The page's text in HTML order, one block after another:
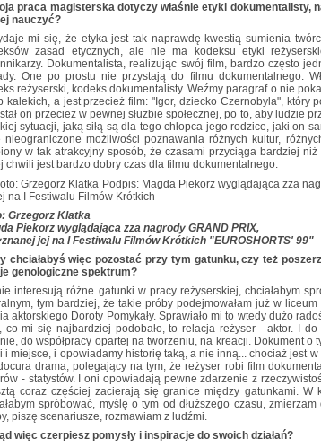
praca magisterska dotyczy właśnie etyki dokumentalisty,
nauczyć?
mi się, że etyka jest tak naprawdę kwestią sumienia
zasad etycznych, ale nie ma kodeksu etyki
Dokumentalista, realizując swój film, bardzo często
One po prostu nie przystają do filmu dokumentalnego.
reżyserski, kodeks dokumentalisty. Weźmy paragraf o nie
kalekich, a jest przecież film: "Igor, dziecko Czernobyla", który
on przecież w pewnej służbie społecznej, po to, aby ludzie
sytuacji, jaką siłą są dla tego chłopca jego rodzice, jaki on
nieograniczone możliwości poznawania różnych kultur,
w tak atrakcyjny sposób, że czasami przyciąga bardziej
chwili jest bardzo dobry czas dla filmu dokumentalnego.
Grzegorz Klatka
Piekorz wyglądająca zza nagrody GRAND PRIX,
jej na I Festiwalu Filmów Krótkich "EUROSHORTS' 99"
chciałabyś więc pozostać przy tym gatunku, czy też
genologiczne spektrum?
interesują różne gatunki w pracy reżyserskiej, chciałabym
tym bardziej, że takie próby podejmowałam już w
aktorskiego Doroty Pomykały. Sprawiało mi to wtedy dużo
co mi się najbardziej podobało, to relacja reżyser - aktor. I
do współpracy opartej na tworzeniu, na kreacji. Dokument o
i miejsce, i opowiadamy historię taką, a nie inną... chociaż jest
drama, polegający na tym, że reżyser robi film
- statystów. I oni opowiadają pewne zdarzenie z
coraz częściej zacierają się granice między gatunkami. W
spróbować, myślę o tym od dłuższego czasu,
piszę scenariusze, rozmawiam z ludźmi.
więc czerpiesz pomysły i inspiracje do swoich działań?